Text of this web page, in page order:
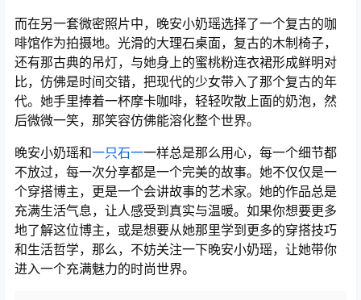
而在另一套微密照片中，晚安小奶瑶选择了一个复古的咖
啡馆作为拍摄地。光滑的大理石桌面，复古的木制椅子，
还有那古典的吊灯，与她身上的蜜桃粉连衣裙形成鲜明对
比，仿佛是时间交错，把现代的少女带入了那个复古的年
代。她手里捧着一杯摩卡咖啡，轻轻吹散上面的奶泡，然
后微微一笑，那笑容仿佛能溶化整个世界。
晚安小奶瑶和一只石一一样总是那么用心，每一个细节都
不放过，每一次分享都是一个完美的故事。她不仅仅是一
个穿搭博主，更是一个会讲故事的艺术家。她的作品总是
充满生活气息，让人感受到真实与温暖。如果你想要更多
地了解这位博主，或是想要从她那里学到更多的穿搭技巧
和生活哲学，那么，不妨关注一下晚安小奶瑶，让她带你
进入一个充满魅力的时尚世界。